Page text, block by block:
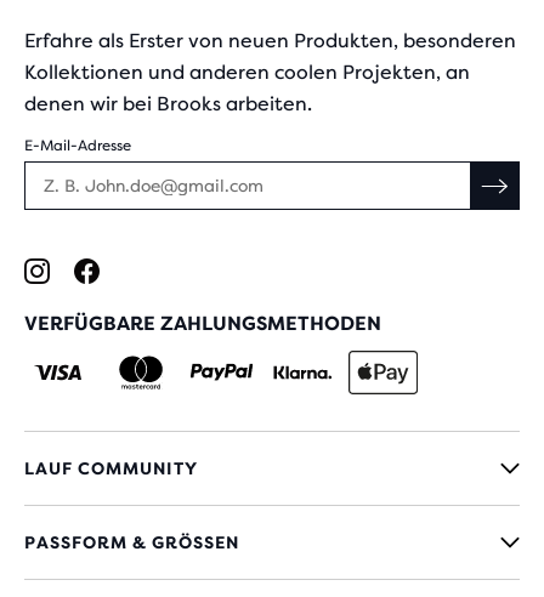
Erfahre als Erster von neuen Produkten, besonderen
Kollektionen und anderen coolen Projekten, an
denen wir bei Brooks arbeiten.
E-Mail-Adresse
VERFÜGBARE ZAHLUNGSMETHODEN
LAUF COMMUNITY
PASSFORM & GRÖSSEN